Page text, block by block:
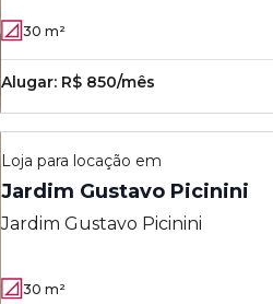
30 m²
Alugar: R$ 850/mês
Loja para locação em
Jardim Gustavo Picinini
Jardim Gustavo Picinini
30 m²